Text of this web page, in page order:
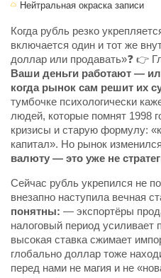
Нейтральная окраска записи
Когда рубль резко
включается один и тот же
доллар или продавать»❓ 👉
Ваши деньги работают —
когда рынок сам решит их
тумбочке психологически
людей, которые помнят 1998
кризисы и старую формулу:
капитал». Но рынок
валюту — это уже не
Сейчас рубль укрепился не
внезапно наступила вечная
понятны: — экспортёры
налоговый период
высокая ставка сжимает
глобально доллар тоже
перед нами не магия и не